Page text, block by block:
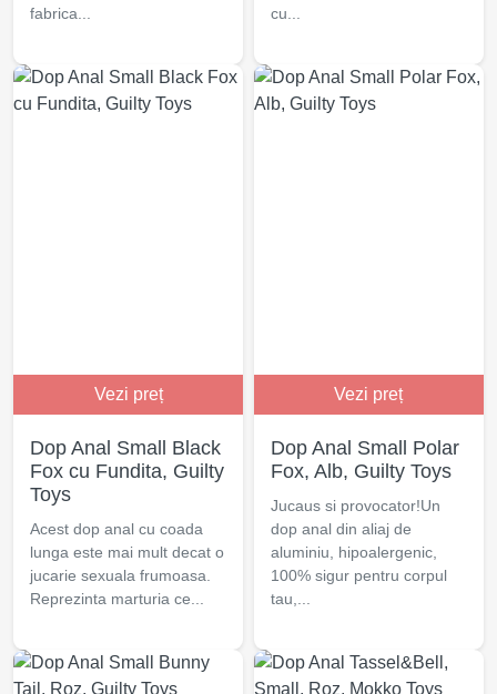
fabrica...
cu...
Vezi preț
Dop Anal Small Black
Fox cu Fundita, Guilty
Toys
Acest dop anal cu coada
lunga este mai mult decat o
jucarie sexuala frumoasa.
Reprezinta marturia ce...
Vezi preț
Dop Anal Small Polar
Fox, Alb, Guilty Toys
Jucaus si provocator!Un
dop anal din aliaj de
aluminiu, hipoalergenic,
100% sigur pentru corpul
tau,...